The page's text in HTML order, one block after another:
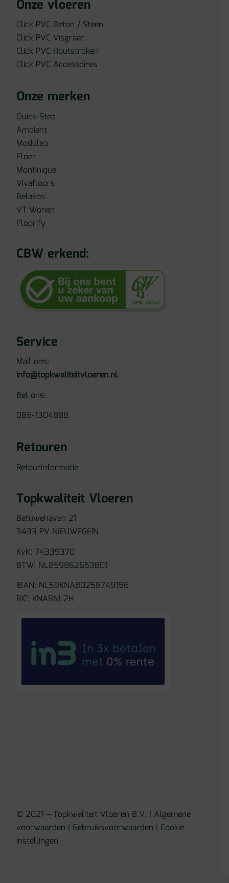
Onze vloeren
Click PVC Beton / Steen
Click PVC Visgraat
Click PVC Houtstroken
Click PVC Accessoires
Onze merken
Quick-Step
Ambiant
Moduleo
Floer
Montinique
Vivafloors
Belakos
VT Wonen
Floorify
CBW erkend:
Service
Mail ons:
info@topkwaliteitvloeren.nl
Bel ons:
088-1304888
Retouren
Retourinformatie
Topkwaliteit Vloeren
Betuwehaven 21
3433 PV NIEUWEGEIN
KvK: 74339370
BTW: NL859862653B01
IBAN: NL59KNAB0258749156
BIC: KNABNL2H
© 2021 – Topkwaliteit Vloeren B.V. | Algemene
voorwaarden | Gebruiksvoorwaarden | Cookie
instellingen